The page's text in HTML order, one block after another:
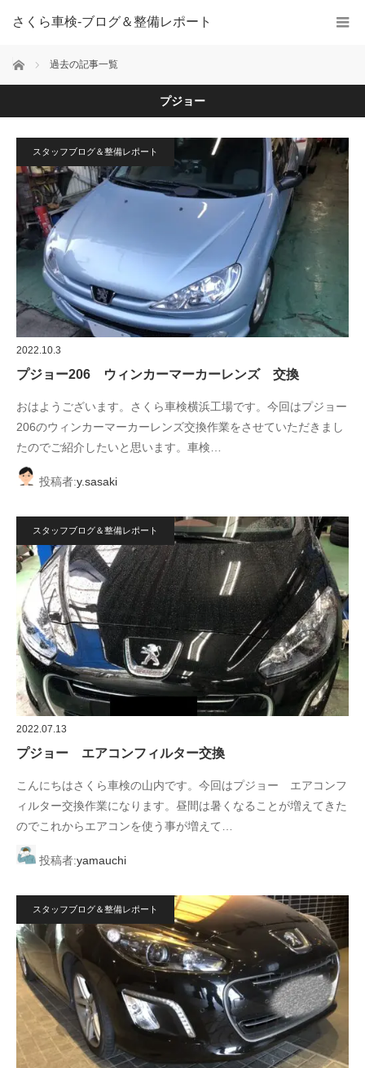
さくら車検‐ブログ＆整備レポート
ホーム 過去の記事一覧
プジョー
スタッフブログ＆整備レポート
2022.10.3
プジョー206 ウィンカーマーカーレンズ 交換
おはようございます。さくら車検横浜工場です。今回はプジョー
206のウィンカーマーカーレンズ交換作業をさせていただきまし
たのでご紹介したいと思います。車検…
投稿者:y.sasaki
スタッフブログ＆整備レポート
2022.07.13
プジョー エアコンフィルター交換
こんにちはさくら車検の山内です。今回はプジョー エアコンフ
ィルター交換作業になります。昼間は暑くなることが増えてきた
のでこれからエアコンを使う事が増えて…
投稿者:yamauchi
スタッフブログ＆整備レポート